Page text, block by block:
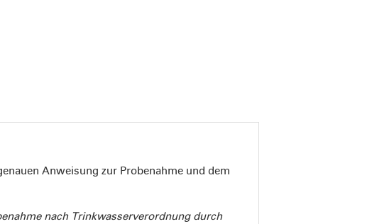
Anweisung zur Probenahme und dem
nach Trinkwasserverordnung durch